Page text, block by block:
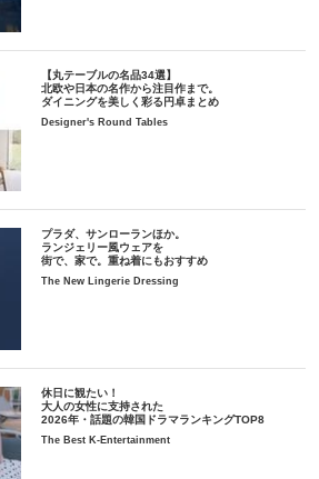
【丸テーブルの名品34選】
北欧や日本の名作から注目作まで。
ダイニングを美しく彩る円卓まとめ
Designer's Round Tables
プラダ、サンローランほか。
ランジェリー風ウェアを
街で、家で。重ね着にもおすすめ
The New Lingerie Dressing
休日に観たい！
大人の女性に支持された
2026年・話題の韓国ドラマランキングTOP8
The Best K-Entertainment